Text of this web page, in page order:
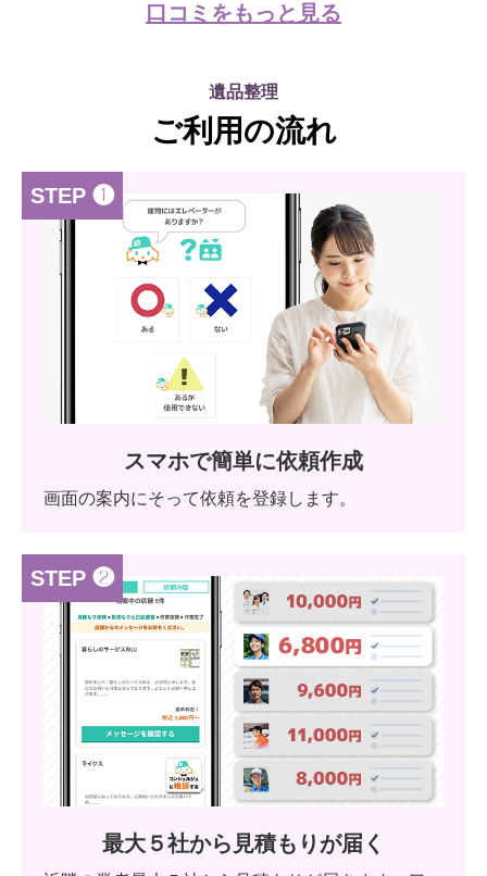
口コミをもっと見る
遺品整理
ご利用の流れ
STEP ❶
スマホで簡単に依頼作成
画面の案内にそって依頼を登録します。
STEP ❷
最大５社から見積もりが届く